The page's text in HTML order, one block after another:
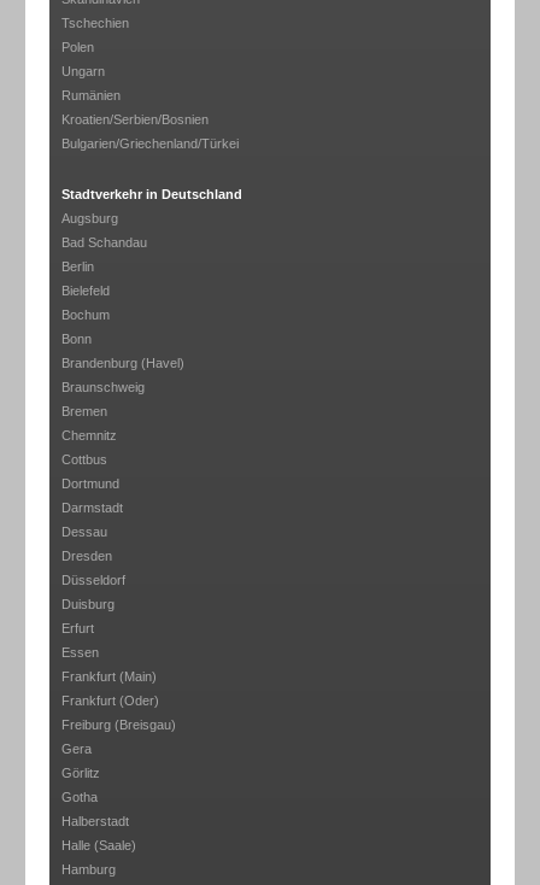
Tschechien
Polen
Ungarn
Rumänien
Kroatien/Serbien/Bosnien
Bulgarien/Griechenland/Türkei
Stadtverkehr in Deutschland
Augsburg
Bad Schandau
Berlin
Bielefeld
Bochum
Bonn
Brandenburg (Havel)
Braunschweig
Bremen
Chemnitz
Cottbus
Dortmund
Darmstadt
Dessau
Dresden
Düsseldorf
Duisburg
Erfurt
Essen
Frankfurt (Main)
Frankfurt (Oder)
Freiburg (Breisgau)
Gera
Görlitz
Gotha
Halberstadt
Halle (Saale)
Hamburg